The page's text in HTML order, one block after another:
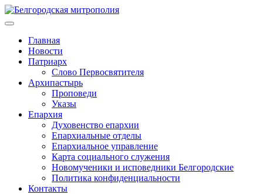
Главная
Новости
Патриарх
Слово Первосвятителя
Архипастырь
Проповеди
Указы
Епархия
Духовенство епархии
Епархиальные отделы
Епархиальное управление
Карта социального служения
Новомученики и исповедники Белгородские
Политика конфиденциальности
Контакты